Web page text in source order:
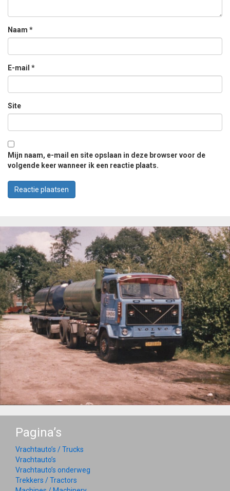
Naam *
E-mail *
Site
Mijn naam, e-mail en site opslaan in deze browser voor de
volgende keer wanneer ik een reactie plaats.
Pagina’s
Vrachtauto’s / Trucks
Vrachtauto’s
Vrachtauto’s onderweg
Trekkers / Tractors